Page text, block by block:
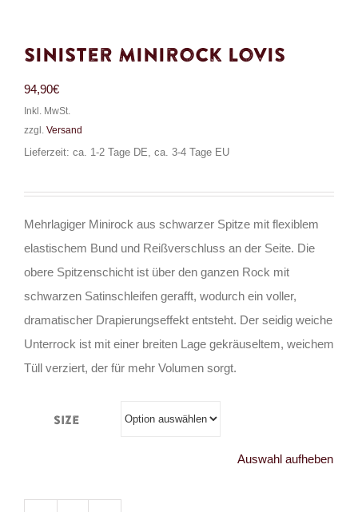
Sinister Minirock Lovis
94,90€
Inkl. MwSt.
zzgl. Versand
Lieferzeit: ca. 1-2 Tage DE, ca. 3-4 Tage EU
Mehrlagiger Minirock aus schwarzer Spitze mit flexiblem
elastischem Bund und Reißverschluss an der Seite. Die
obere Spitzenschicht ist über den ganzen Rock mit
schwarzen Satinschleifen gerafft, wodurch ein voller,
dramatischer Drapierungseffekt entsteht. Der seidig weiche
Unterrock ist mit einer breiten Lage gekräuseltem, weichem
Tüll verziert, der für mehr Volumen sorgt.
Size
Auswahl aufheben